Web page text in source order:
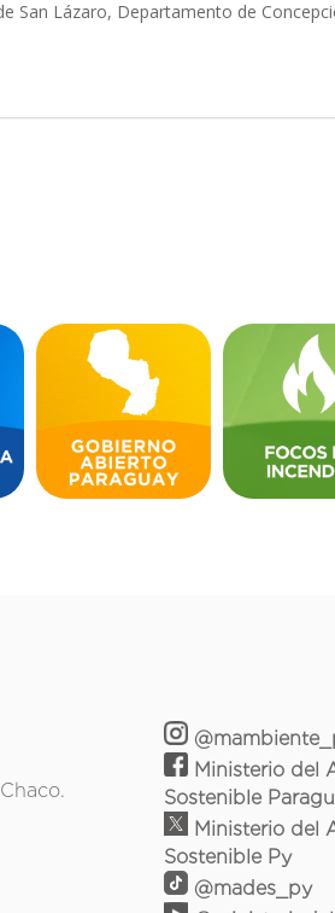
San Lázaro, Departamento de
Ministerio del
Sostenible
Ministerio del
Sostenible Py
@mades_py